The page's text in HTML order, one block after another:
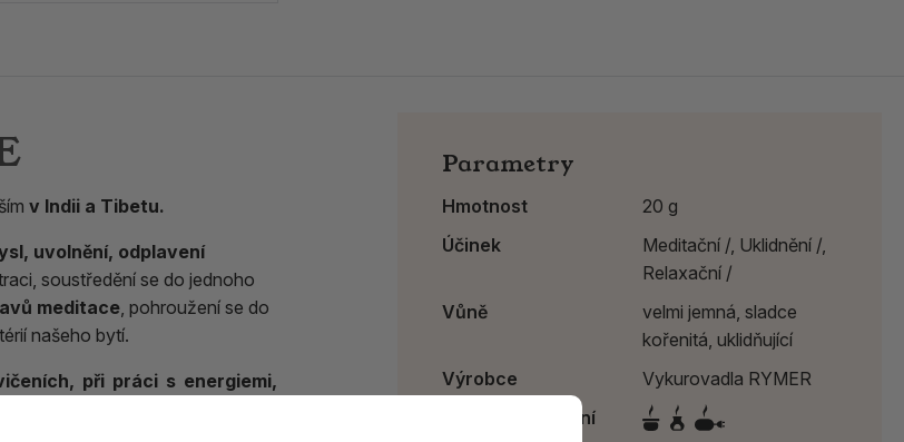
v Indii a Tibetu.
uvolnění, odplavení
soustředění se do jednoho
meditace, pohroužení se do
našeho bytí.
při práci s energiemi,
Parametry
Hmotnost
20 g
Účinek
Meditační /, Uklidnění /,
Relaxační /
Vůně
velmi jemná, sladce
kořenitá, uklidňující
Výrobce
Vykurovadla RYMER
Způsob spalování